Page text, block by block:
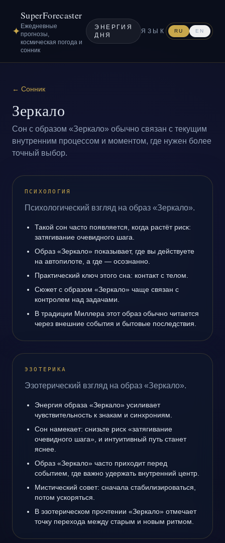
✦
SuperForecaster
Ежедневные
прогнозы,
космическая погода и
сонник
ЭНЕРГИЯ
ДНЯ
ЯЗЫК RU EN
← Сонник
Зеркало
Сон с образом «Зеркало» обычно связан с текущим
внутренним процессом и моментом, где нужен более
точный выбор.
ПСИХОЛОГИЯ
Психологический взгляд на образ «Зеркало».
Такой сон часто появляется, когда растёт риск:
затягивание очевидного шага.
Образ «Зеркало» показывает, где вы действуете
на автопилоте, а где — осознанно.
Практический ключ этого сна: контакт с телом.
Сюжет с образом «Зеркало» чаще связан с
контролем над задачами.
В традиции Миллера этот образ обычно читается
через внешние события и бытовые последствия.
ЭЗОТЕРИКА
Эзотерический взгляд на образ «Зеркало».
Энергия образа «Зеркало» усиливает
чувствительность к знакам и синхрониям.
Сон намекает: снизьте риск «затягивание
очевидного шага», и интуитивный путь станет
яснее.
Образ «Зеркало» часто приходит перед
событием, где важно удержать внутренний центр.
Мистический совет: сначала стабилизироваться,
потом ускоряться.
В эзотерическом прочтении «Зеркало» отмечает
точку перехода между старым и новым ритмом.